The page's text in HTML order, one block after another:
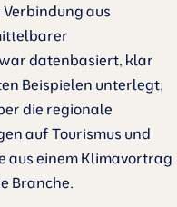
aus
datenbasiert, klar
Beispielen unterlegt;
die regionale
auf Tourismus und
aus einem Klimavortrag
Branche.